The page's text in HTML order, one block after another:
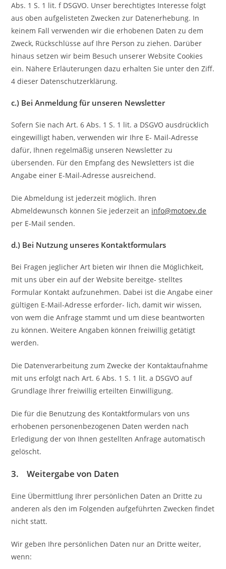
Abs. 1 S. 1 lit. f DSGVO. Unser berechtigtes Interesse folgt
aus oben aufgelisteten Zwecken zur Datenerhebung. In
keinem Fall verwenden wir die erhobenen Daten zu dem
Zweck, Rückschlüsse auf Ihre Person zu ziehen. Darüber
hinaus setzen wir beim Besuch unserer Website Cookies
ein. Nähere Erläuterungen dazu erhalten Sie unter den Ziff.
4 dieser Datenschutzerklärung.
c.) Bei Anmeldung für unseren Newsletter
Sofern Sie nach Art. 6 Abs. 1 S. 1 lit. a DSGVO ausdrücklich
eingewilligt haben, verwenden wir Ihre E- Mail-Adresse
dafür, Ihnen regelmäßig unseren Newsletter zu
übersenden. Für den Empfang des Newsletters ist die
Angabe einer E-Mail-Adresse ausreichend.
Die Abmeldung ist jederzeit möglich. Ihren
Abmeldewunsch können Sie jederzeit an info@motoev.de
per E-Mail senden.
d.) Bei Nutzung unseres Kontaktformulars
Bei Fragen jeglicher Art bieten wir Ihnen die Möglichkeit,
mit uns über ein auf der Website bereitge- stelltes
Formular Kontakt aufzunehmen. Dabei ist die Angabe einer
gültigen E-Mail-Adresse erforder- lich, damit wir wissen,
von wem die Anfrage stammt und um diese beantworten
zu können. Weitere Angaben können freiwillig getätigt
werden.
Die Datenverarbeitung zum Zwecke der Kontaktaufnahme
mit uns erfolgt nach Art. 6 Abs. 1 S. 1 lit. a DSGVO auf
Grundlage Ihrer freiwillig erteilten Einwilligung.
Die für die Benutzung des Kontaktformulars von uns
erhobenen personenbezogenen Daten werden nach
Erledigung der von Ihnen gestellten Anfrage automatisch
gelöscht.
3. Weitergabe von Daten
Eine Übermittlung Ihrer persönlichen Daten an Dritte zu
anderen als den im Folgenden aufgeführten Zwecken findet
nicht statt.
Wir geben Ihre persönlichen Daten nur an Dritte weiter,
wenn: